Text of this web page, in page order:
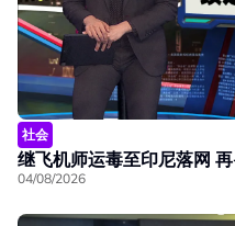
社会
继飞机师运毒至印尼落网
04/08/2026